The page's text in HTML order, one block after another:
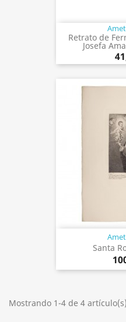
Retrato de
Josefa
Santa
Mostrando 1-4 de 4 artículo(s)